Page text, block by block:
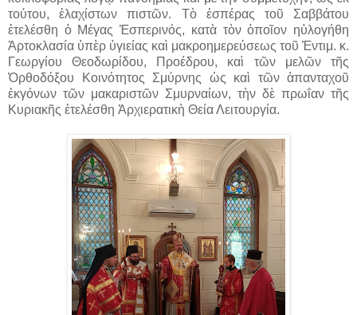
τούτου, ἐλαχίστων πιστῶν. Τὸ ἑσπέρας τοῦ Σαββάτου
ἐτελέσθη ὁ Μέγας Ἑσπερινός, κατὰ τὸν ὁποῖον ηὐλογήθη
Ἀρτοκλασία ὑπὲρ ὑγιείας καὶ μακροημερεύσεως τοῦ Ἐντιμ. κ.
Γεωργίου Θεοδωρίδου, Προέδρου, καὶ τῶν μελῶν τῆς
Ὀρθοδόξου Κοινότητος Σμύρνης ὡς καὶ τῶν ἁπανταχοῦ
ἐκγόνων τῶν μακαριστῶν Σμυρναίων, τὴν δὲ πρωΐαν τῆς
Κυριακῆς ἐτελέσθη Ἀρχιερατικὴ Θεία Λειτουργία.